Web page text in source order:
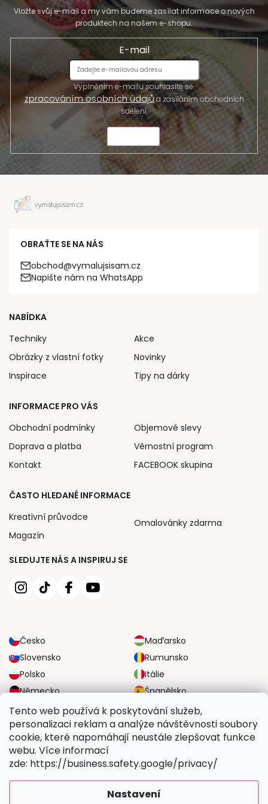
Tento web používá k poskytování služeb,
personalizaci reklam a analýze návštěvnosti soubory
cookie, které napomáhají neustále zlepšovat funkce
webu. Více informací
zde: https://business.safety.google/privacy/
Nastavení
Vložte svůj e-mail a my vám budeme zasílat informace o nových
produktech na našem e-shopu.
E-mail
Vyplněním e-mailu souhlasíte se
zpracováním osobních údajůa zasíláním obchodních
sdělení.
OBRAŤTE SE NA NÁS
obchod@vymalujsisam.cz
Napište nám na WhatsApp
SLEDUJTE NÁS A INSPIRUJ SE
Česko
Maďarsko
Slovensko
Rumunsko
Polsko
Itálie
Německo
Španělsko
Velká Británie
Rakousko
NABÍDKA
Techniky
Obrázky z vlastní fotky
Inspirace
Akce
Novinky
Tipy na dárky
INFORMACE PRO VÁS
Obchodní podmínky
Doprava a platba
Kontakt
Objemové slevy
Věrnostní program
FACEBOOK skupina
ČASTO HLEDANÉ INFORMACE
Kreativní průvodce
Magazín
Omalovánky zdarma
SPOLEHLIVÉ MOŽNOSTI DOPRAVY
BEZPEČNÉ MOŽNOSTI PLATBY